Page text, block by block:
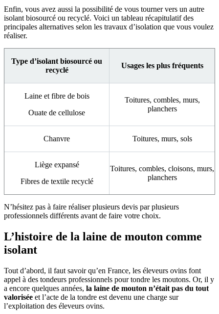
Enfin, vous avez aussi la possibilité de vous tourner vers un autre
isolant biosourcé ou recyclé. Voici un tableau récapitulatif des
principales alternatives selon les travaux d’isolation que vous voulez
réaliser.
Type d’isolant biosourcé ou
recyclé
Usages les plus fréquents
Laine et fibre de bois
Ouate de cellulose
Toitures, combles, murs,
planchers
Chanvre Toitures, murs, sols
Liège expansé
Fibres de textile recyclé
Toitures, combles, cloisons, murs,
planchers
N’hésitez pas à faire réaliser plusieurs devis par plusieurs
professionnels différents avant de faire votre choix.
L’histoire de la laine de mouton comme
isolant
Tout d’abord, il faut savoir qu’en France, les éleveurs ovins font
appel à des tondeurs professionnels pour tondre les moutons. Or, il y
a encore quelques années, la laine de mouton n’était pas du tout
valorisée et l’acte de la tondre est devenu une charge sur
l’exploitation des éleveurs ovins.